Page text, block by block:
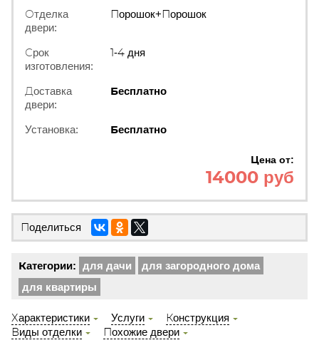
Отделка
двери:
Порошок+Порошок
Срок
изготовления:
1-4 дня
Доставка
двери:
Бесплатно
Установка: Бесплатно
Цена от:
14000 руб
Поделиться
Категории: для дачи
для загородного дома
для квартиры
Характеристики Услуги
Конструкция
Виды отделки
Похожие двери